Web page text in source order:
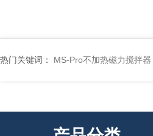
热门关键词： MS-Pro不加热磁力搅拌器